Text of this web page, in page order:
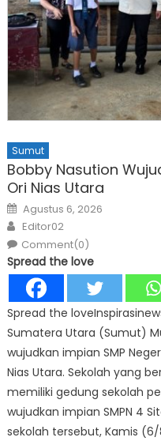
Sumut
Bobby Nasution
Ori Nias Utara
Posted
on
Agustus 6, 2026
Author
Editor02
Comment(0)
Spread the love
Spread the
Sumatera Utara (Sumut)
wujudkan impian SMP
Nias Utara. Sekolah yang
memiliki gedung sekolah
wujudkan impian SMPN 4
sekolah tersebut, Kamis